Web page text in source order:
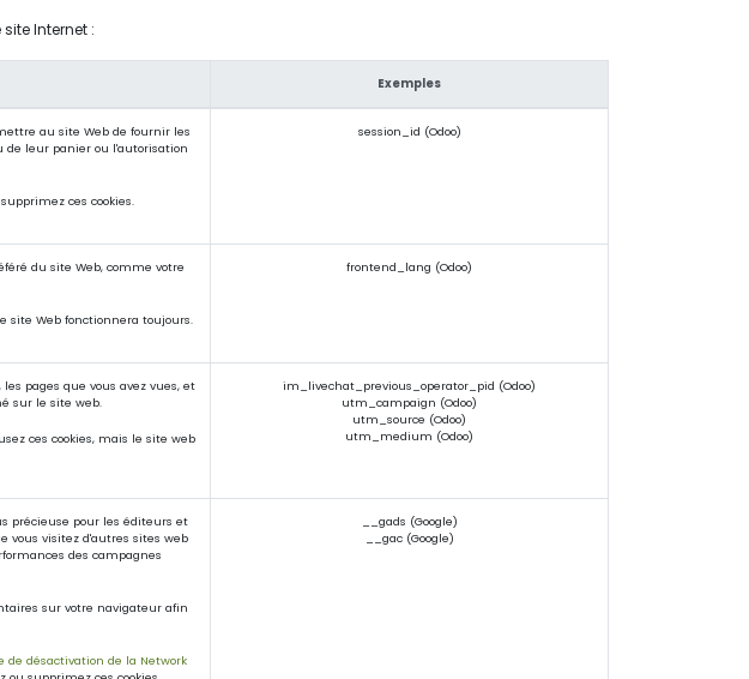
Internet :
Exemples
au site Web de fournir les
de leur panier ou l'autorisation
ces cookies.
session_id (Odoo)
du site Web, comme votre
site Web fonctionnera toujours.
frontend_lang (Odoo)
pages que vous avez vues, et
sur le site web.
ces cookies, mais le site web
im_livechat_previous_operator_pid (Odoo)
utm_campaign (Odoo)
utm_source (Odoo)
utm_medium (Odoo)
précieuse pour les éditeurs et
vous visitez d'autres sites web
des campagnes
sur votre navigateur afin
de désactivation de la Network
__gads (Google)
__gac (Google)